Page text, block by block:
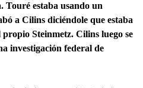
Touré estaba usando un
a Cilins diciéndole que estaba
Steinmetz. Cilins luego se
investigación federal de